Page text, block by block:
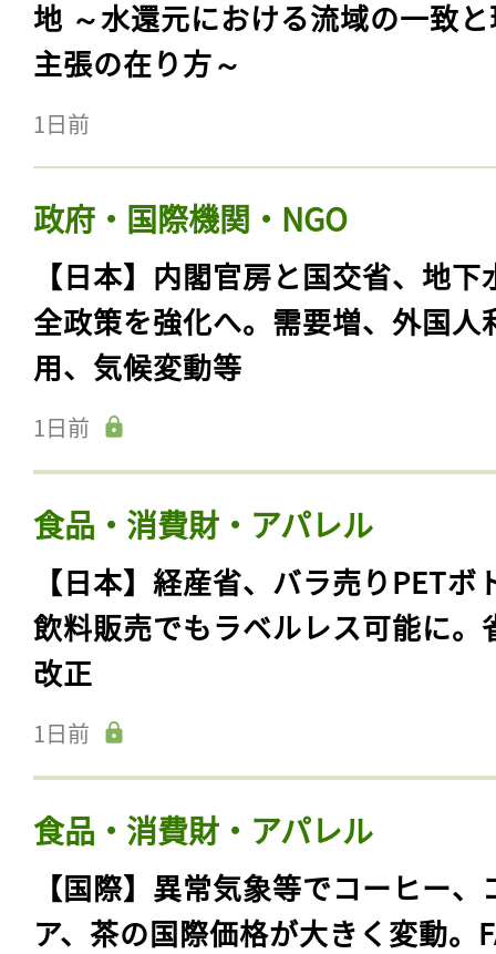
地 ～水還元における流域の一致
主張の在り方～
1日前
政府・国際機関・NGO
【日本】内閣官房と国交省、地下
全政策を強化へ。需要増、外国人
用、気候変動等
1日前
食品・消費財・アパレル
【日本】経産省、バラ売りPETボ
飲料販売でもラベルレス可能に。
改正
1日前
食品・消費財・アパレル
【国際】異常気象等でコーヒー、
ア、茶の国際価格が大きく変動。